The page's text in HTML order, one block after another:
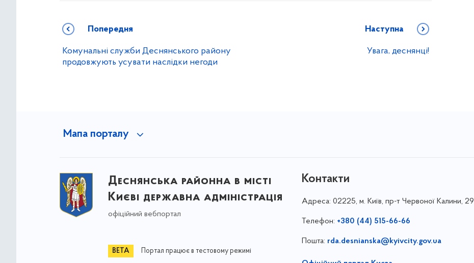
Попередня
Комунальні служби Деснянського району
продовжують усувати наслідки негоди
Наступна
Увага, деснянці!
Мапа порталу
Деснянська районна в місті
Києві державна адміністрація
офіційний вебпортал
Портал працює в тестовому режимі
Контакти
Адреса: 02225, м. Київ, пр-т Червоної Калини, 29
Телефон: +380 (44) 515-66-66
Пошта: rda.desnianska@kyivcity.gov.ua